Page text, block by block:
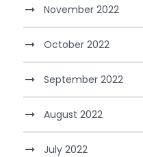
November 2022
October 2022
September 2022
August 2022
July 2022